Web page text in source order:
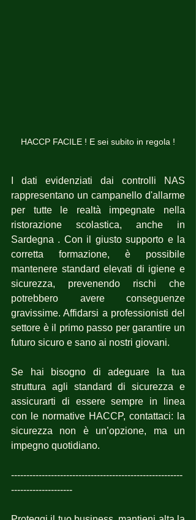
HACCP FACILE ! E sei subito in regola !
I dati evidenziati dai controlli NAS
rappresentano un campanello d'allarme
per tutte le realtà impegnate nella
ristorazione scolastica, anche in
Sardegna . Con il giusto supporto e la
corretta formazione, è possibile
mantenere standard elevati di igiene e
sicurezza, prevenendo rischi che
potrebbero avere conseguenze
gravissime. Affidarsi a professionisti del
settore è il primo passo per garantire un
futuro sicuro e sano ai nostri giovani.
Se hai bisogno di adeguare la tua
struttura agli standard di sicurezza e
assicurarti di essere sempre in linea
con le normative HACCP, contattaci: la
sicurezza non è un’opzione, ma un
impegno quotidiano.
--------------------------------------------------------
--------------------